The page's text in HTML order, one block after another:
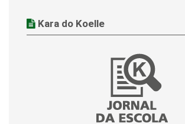
Kara do Koelle